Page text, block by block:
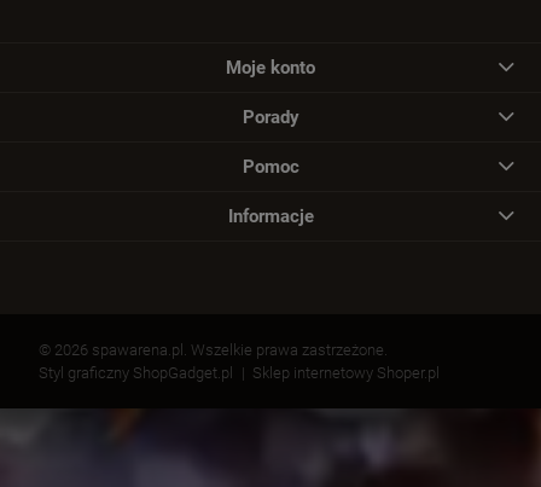
Moje konto
Porady
Pomoc
Informacje
© 2026 spawarena.pl. Wszelkie prawa zastrzeżone.
Styl graficzny ShopGadget.pl
Sklep internetowy Shoper.pl